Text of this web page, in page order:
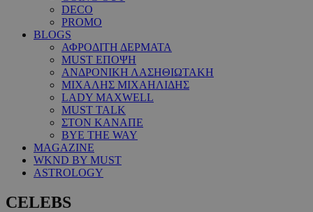
DECO
PROMO
BLOGS
ΑΦΡΟΔΙΤΗ ΔΕΡΜΑΤΑ
MUST ΕΠΟΨΗ
ΑΝΔΡΟΝΙΚΗ ΛΑΣΗΘΙΩΤΑΚΗ
ΜΙΧΑΛΗΣ ΜΙΧΑΗΛΙΔΗΣ
LADY MAXWELL
MUST TALK
ΣΤΟΝ ΚΑΝΑΠΕ
BYE THE WAY
MAGAZINE
WKND BY MUST
ASTROLOGY
CELEBS